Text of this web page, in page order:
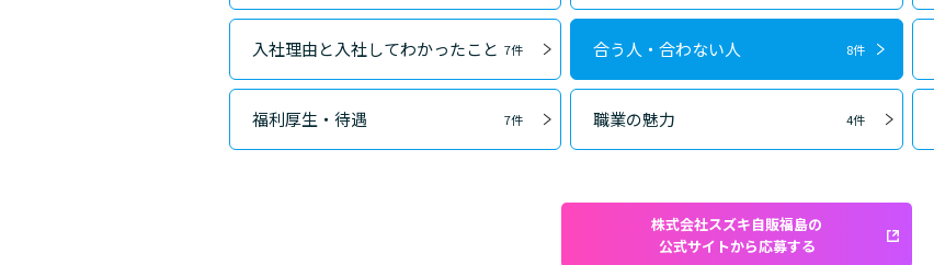
入社理由と入社してわかったこと 7件 合う人・合わない人 8件
福利厚生・待遇 7件 職業の魅力 4件
株式会社スズキ自販福島の
公式サイトから応募する